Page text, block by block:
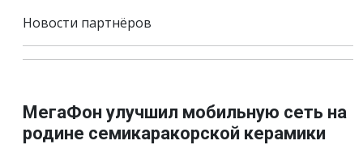
Новости партнёров
МегаФон улучшил мобильную сеть на
родине семикаракорской керамики